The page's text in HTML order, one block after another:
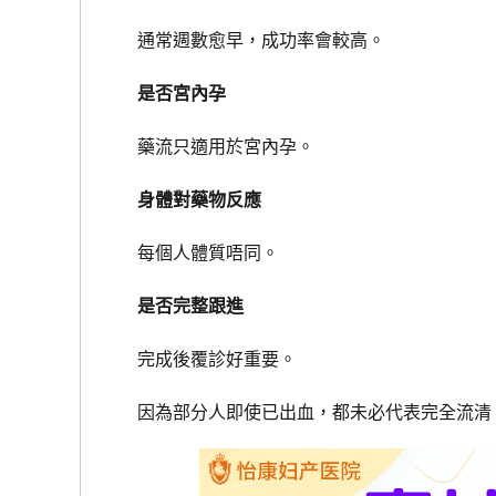
通常週數愈早，成功率會較高。
是否宮內孕
藥流只適用於宮內孕。
身體對藥物反應
每個人體質唔同。
是否完整跟進
完成後覆診好重要。
因為部分人即使已出血，都未必代表完全流清